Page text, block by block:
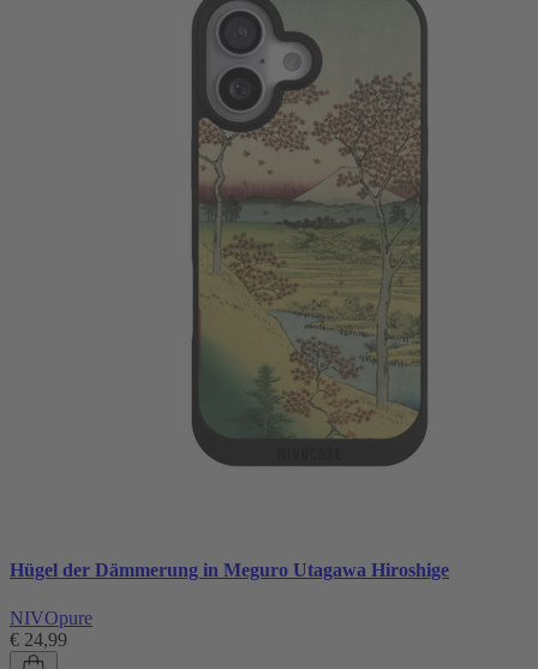
Hügel der Dämmerung in Meguro Utagawa Hiroshige
NIVOpure
€ 24,99